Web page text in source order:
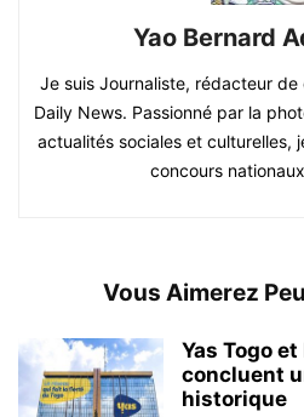
Yao Bernard
Je suis Journaliste, rédacteur
Daily News. Passionné par la
actualités sociales et culturelles,
concours
Vous Aimerez
Yas Togo
concluent
historique